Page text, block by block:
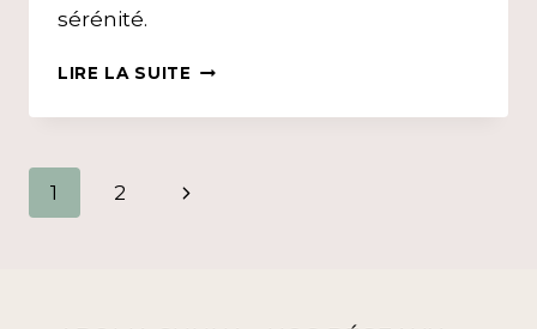
sérénité.
LIRE LA SUITE L’IMPORTANCE
ADHKARS
INVOCATIONS
Navigation
1 2
Page